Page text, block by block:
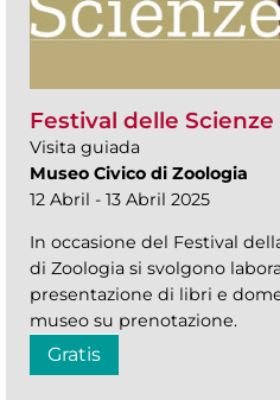
Festival delle Scienze
Visita guiada
Museo Civico di Zoologia
12 Abril - 13 Abril 2025
In occasione del Festival
di Zoologia si svolgono
presentazione di libri e
museo su prenotazione.
Gratis